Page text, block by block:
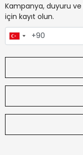
Kampanya, duyuru
için kayıt olun.